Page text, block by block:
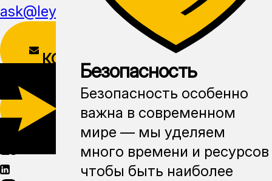
ask@leyline.li
КОНТАКТОВ
СКАЧАТЬ
МОБИЛЬНОЕ
ПРИЛОЖЕНИЕ
Безопасность
Безопасность особенно
важна в современном
мире — мы уделяем
много времени и ресурсов
чтобы быть наиболее